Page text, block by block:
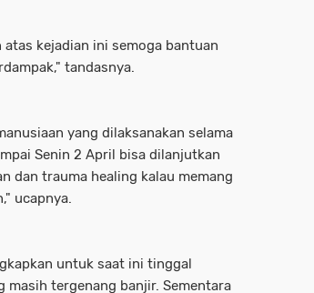
kejadian ini semoga bantuan
tandasnya.
yang dilaksanakan selama
Senin 2 April bisa dilanjutkan
dan trauma healing kalau memang
ucapnya.
untuk saat ini tinggal
masih tergenang banjir. Sementara